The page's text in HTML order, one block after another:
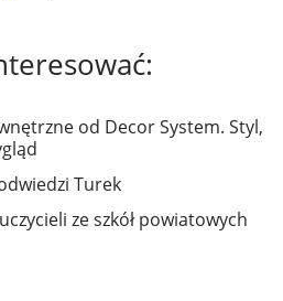
od Decor System. Styl,
Turek
ze szkół powiatowych